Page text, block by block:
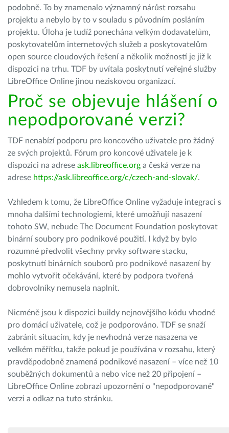
podobně. To by znamenalo významný nárůst rozsahu
projektu a nebylo by to v souladu s původním posláním
projektu. Úloha je tudíž ponechána velkým dodavatelům,
poskytovatelům internetových služeb a poskytovatelům
open source cloudových řešení a několik možností je již k
dispozici na trhu. TDF by uvítala poskytnutí veřejné služby
LibreOffice Online jinou neziskovou organizací.
Proč se objevuje hlášení o
nepodporované verzi?
TDF nenabízí podporu pro koncového uživatele pro žádný
ze svých projektů. Fórum pro koncové uživatele je k
dispozici na adrese ask.libreoffice.org a česká verze na
adrese https://ask.libreoffice.org/c/czech-and-slovak/.
Vzhledem k tomu, že LibreOffice Online vyžaduje integraci s
mnoha dalšími technologiemi, které umožňují nasazení
tohoto SW, nebude The Document Foundation poskytovat
binární soubory pro podnikové použití. I když by bylo
rozumné předvolit všechny prvky software stacku,
poskytnutí binárních souborů pro podnikové nasazení by
mohlo vytvořit očekávání, které by podpora tvořená
dobrovolníky nemusela naplnit.
Nicméně jsou k dispozici buildy nejnovějšího kódu vhodné
pro domácí uživatele, což je podporováno. TDF se snaží
zabránit situacím, kdy je nevhodná verze nasazena ve
velkém měřítku, takže pokud je používána v rozsahu, který
pravděpodobně znamená podnikové nasazení – více než 10
souběžných dokumentů a nebo více než 20 připojení –
LibreOffice Online zobrazí upozornění o "nepodporované"
verzi a odkaz na tuto stránku.